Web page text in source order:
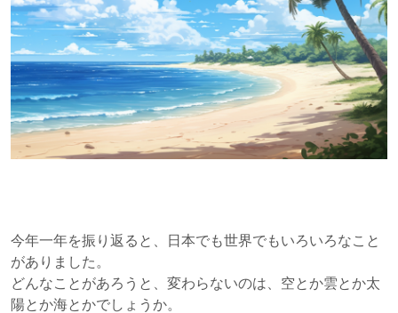
今年一年を振り返ると、日本でも世界でもいろいろなこと
がありました。
どんなことがあろうと、変わらないのは、空とか雲とか太
陽とか海とかでしょうか。